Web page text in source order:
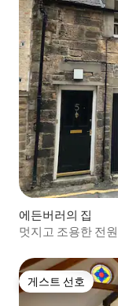
에든버러의 집
멋지고 조용한 전
게스트 선호
게스트 선호